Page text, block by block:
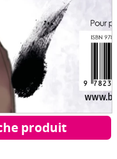
produit